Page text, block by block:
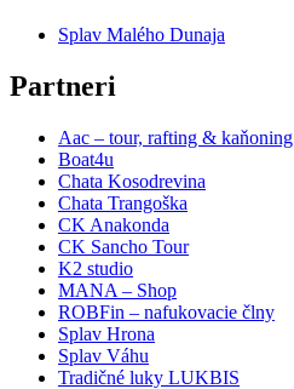
Splav Malého Dunaja
Partneri
Aac – tour, rafting & kaňoning
Boat4u
Chata Kosodrevina
Chata Trangoška
CK Anakonda
CK Sancho Tour
K2 studio
MANA – Shop
ROBFin – nafukovacie člny
Splav Hrona
Splav Váhu
Tradičné luky LUKBIS